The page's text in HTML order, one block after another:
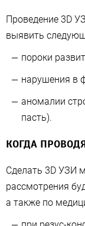
Проведение 3D
выявить
пороки
нарушения в
аномалии
пасть).
КОГДА
Сделать 3D УЗИ
рассмотрения
а также по